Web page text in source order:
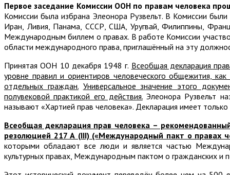
Первое заседание Комиссии ООН по правам человека
Комиссии была избрана Элеонора Рузвельт. В Комиссии
Иран, Ливия, Панама, СССР, США, Уругвай, Филиппины,
Международным биллем о правах. В работе Комиссии
области международного права, приглашённый на эту
Принятая ООН 10 декабря 1948 г. Всеобщая декларация
уровне правил и ориентиров человеческого общежития,
отдельных граждан. Универсальное значение этого
полувековой практикой его действия.Элеонора Рузвельт
называют «Хартией прав человека». Декларация имеет
Всеобщая декларация прав человека –
резолюцией 217 А (III) («Международный пакт о правах
которыми обладают все люди и является частью
культурных правах, Международным пактом о гражданских и